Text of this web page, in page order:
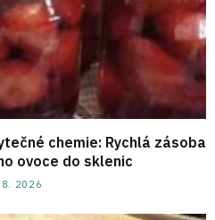
chemie: Rychlá zásoba
ovoce do sklenic
8. 2026